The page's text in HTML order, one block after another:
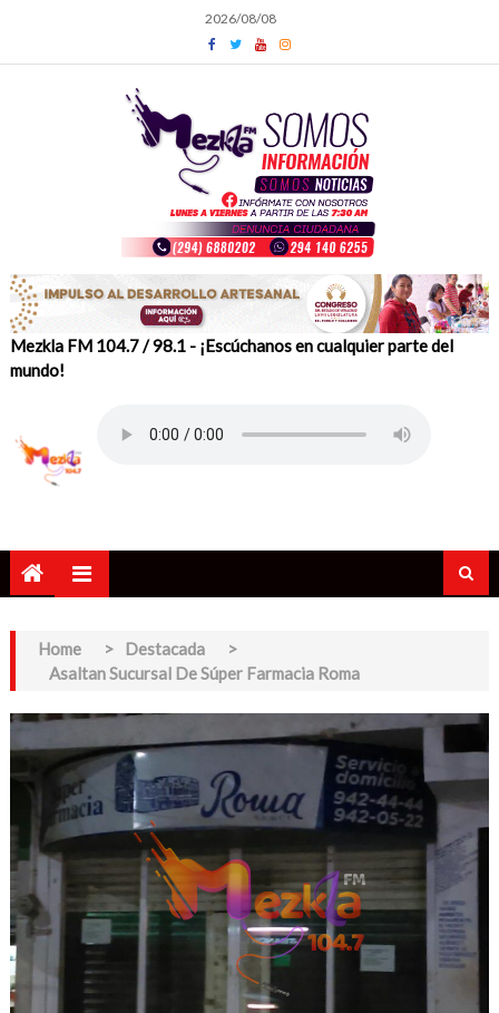
content
2026/08/08
Mezkla FM 104.7 / 98.1 - ¡Escúchanos en cualquier parte del
mundo!
Home > Destacada
>
Asaltan Sucursal De Súper Farmacia Roma